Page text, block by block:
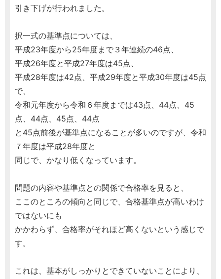
引き下げが行われました。
択一式の基準点については、
平成23年度から25年度まで３年連続の46点、
平成26年度と平成27年度は45点、
平成28年度は42点、平成29年度と平成30年度は45点
で、
令和元年度から令和６年度までは43点、44点、45
点、44点、45点、44点
と45点前後が基準点になることが多いのですが、令和
７年度は平成28年度と
同じで、かなり低くなっています。
問題の内容や基準点との関係で合格率を見ると、
ここのところの傾向と同じで、合格基準点が高いわけ
ではないにも
かかわらず、合格率がそれほど高くないという感じで
す。
これは、基本がしっかりとできていないことにより、